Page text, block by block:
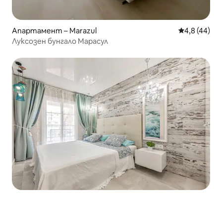
Апартамент – Marazul Средна
4,8 (44)
Луксозен бунгало Марасул